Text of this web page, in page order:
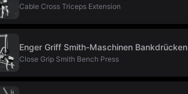
Cable Cross Triceps Extension
Enger Griff Smith-Maschinen Bankdrücken
Close Grip Smith Bench Press